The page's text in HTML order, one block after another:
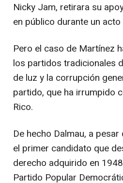
Nicky Jam, retirara su
en público durante un
Pero el caso de Martínez
los partidos tradicionales
de luz y la corrupción
partido, que ha irrumpido
Rico.
De hecho Dalmau, a
el primer candidato que
derecho adquirido en
Partido Popular